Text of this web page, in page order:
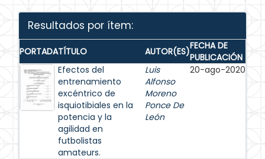
Resultados por ítem:
PORTADATÍTULO AUTOR(ES)FECHA DE
PUBLICACIÓN
Efectos del
entrenamiento
excéntrico de
isquiotibiales en la
potencia y la
agilidad en
futbolistas
amateurs.
Luis
Alfonso
Moreno
Ponce De
León
20-ago-2020